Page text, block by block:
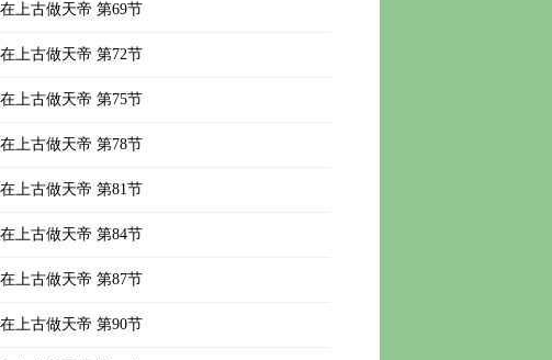
上古做天帝 第69节
上古做天帝 第72节
上古做天帝 第75节
上古做天帝 第78节
上古做天帝 第81节
上古做天帝 第84节
上古做天帝 第87节
上古做天帝 第90节